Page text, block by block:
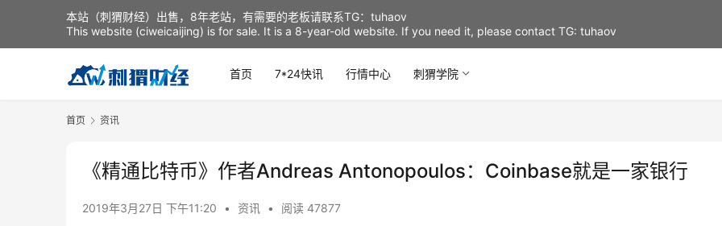
首页 7*24快讯 行情中心 刺猬学院
首页 资讯
《精通比特币》作者Andreas Antonopoulos：Coinbase就是一家银行
2019年3月27日 下午11:20 • 资讯 • 阅读 47877
本站（刺猬财经）出售，8年老站，有需要的老板请联系TG：tuhaov
This website (ciweicaijing) is for sale. It is a 8-year-old website. If you need it, please contact TG: tuhaov